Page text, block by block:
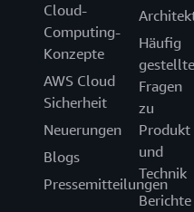
Cloud-
Computing-
Konzepte
AWS Cloud
Sicherheit
Neuerungen
Blogs
Pressemitteilungen
Häufig
gestellte
Fragen
zu
Produkt
und
Technik
Berichte